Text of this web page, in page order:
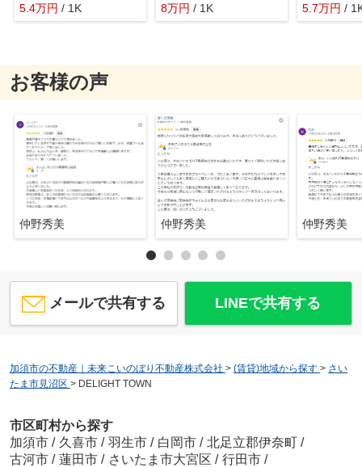
5.4万円 / 1K
8万円 / 1K
5.7万円 /
お客様の声
仲野秀美 仲野秀美 仲野秀美
メールで共有する LINEで共有する
加須市の不動産｜未来こいのぼり不動産株式会社 > (賃貸)地域から探す > さい
たま市見沼区 > DELIGHT TOWN
市区町村から探す
加須市 / 久喜市 / 羽生市 / 白岡市 / 北足立郡伊奈町 /
古河市 / 蓮田市 / さいたま市大宮区 / 行田市 /